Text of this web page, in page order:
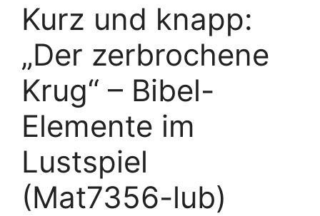
Kurz und knapp:
„Der zerbrochene
Krug“ – Bibel-
Elemente im
Lustspiel
(Mat7356-lub)